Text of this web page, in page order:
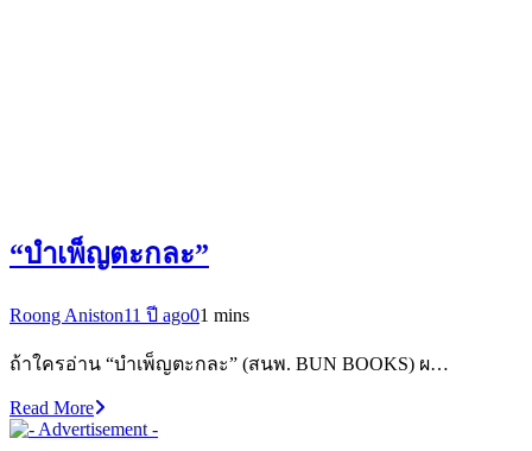
“บำเพ็ญตะกละ”
Roong Aniston11 ปี ago01 mins
ถ้าใครอ่าน “บำเพ็ญตะกละ” (สนพ. BUN BOOKS) ผ…
Read More